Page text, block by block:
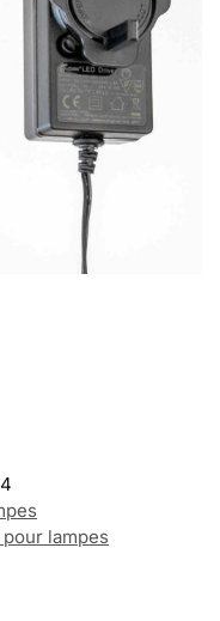
lampes